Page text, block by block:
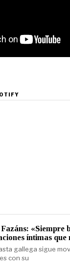
«Siempre
íntimas que
gallega sigue
con su